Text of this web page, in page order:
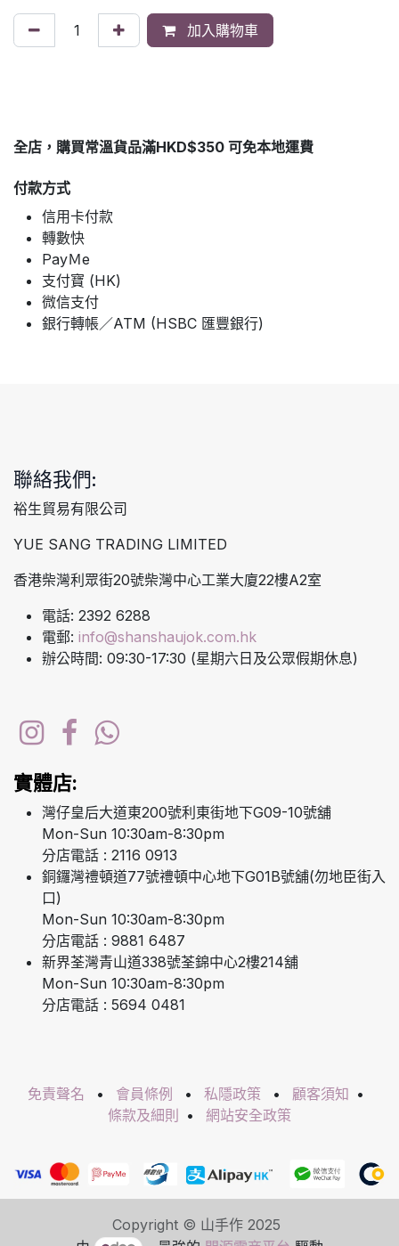
加入購物車
全店，購買常溫貨品滿HKD$350 可免本地運費
付款方式
信用卡付款
轉數快
PayＭe
支付寶 (HK)
微信支付
銀行轉帳／ATM (HSBC 匯豐銀行)
聯絡我們:
裕生貿易有限公司
YUE SANG TRADING LIMITED
香港柴灣利眾街20號柴灣中心工業大廈22樓A2室
電話: 2392 6288
電郵: info@shanshaujok.com.hk
辦公時間: 09:30-17:30 (星期六日及公眾假期休息)
實體店:
灣仔皇后大道東200號利東街地下G09-10號舖
Mon-Sun 10:30am-8:30pm
分店電話 : 2116 0913
銅鑼灣禮頓道77號禮頓中心地下G01B號舖(勿地臣街入
口)
Mon-Sun 10:30am-8:30pm
分店電話 : 9881 6487
新界荃灣青山道338號荃錦中心2樓214舖
Mon-Sun 10:30am-8:30pm
分店電話 : 5694 0481
免責聲名 • 會員條例 • 私隱政策 • 顧客須知 •
條款及細則 • 網站安全政策
Copyright © 山手作 2025